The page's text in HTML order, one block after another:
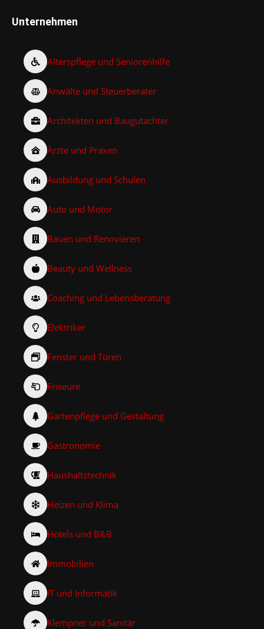
Unternehmen
Alterspflege und Seniorenhilfe
Anwälte und Steuerberater
Architekten und Baugutachter
Ärzte und Praxen
Ausbildung und Schulen
Auto und Motor
Bauen und Renovieren
Beauty und Wellness
Coaching und Lebensberatung
Elektriker
Fenster und Türen
Friseure
Gartenpflege und Gestaltung
Gastronomie
Haushaltstechnik
Heizen und Klima
Hotels und B&B
Immobilien
IT und Informatik
Klempner und Sanitär